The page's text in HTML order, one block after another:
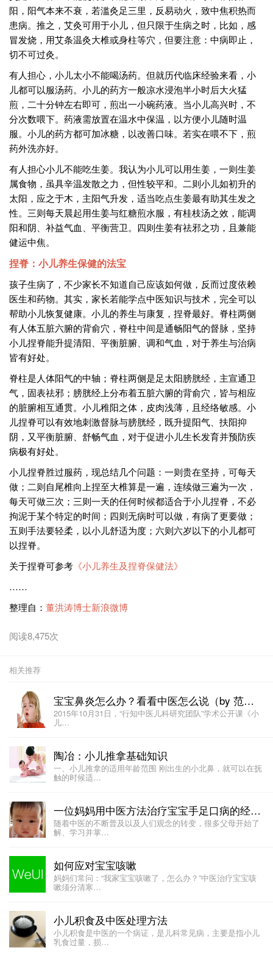
阳，阳气本来不衰，若滥灸足三里，反易动火，致中焦积热而
患病。推之，艾灸可用于小儿，但只限于生病之时，比如，感
冒发烧，用艾条温灸大椎或身柱等穴，但要注意：中病即止，
切不可过灸。
有人担心，小儿太小不能喝汤药。但就历代临床经验来看，小
儿都可以服汤药。小儿的药方一般凉水浸泡半小时后大火猛
煎，二十分钟左右即可，煎出一小碗药液。当小儿高兴时，不
分次数喂下。药液需放置在温水中保温，以方便小儿随时温
服。小儿的药方都可加冰糖，以改善口味。若实在喂不下，煎
药外洗亦好。
有人担心小儿不能吃生姜。我认为小儿可以用生姜，一则生姜
属食物，虽具辛温发散之力，但性较平和。二则小儿如初升的
太阳，应之于木，主阳气升发，适当吃点生姜最有助其生发之
性。三则每天晨起用生姜与红糖煎水服，有桂枝汤之效，能调
阳和阴、补益气血、平衡营卫。四则生姜有祛邪之功，且兼能
健运中焦。
捏脊：小儿养生保健的法宝
孩子生病了，不少家长不知道自己应该如何做，反而过度依赖
医生和药物。其实，家长若能学点中医知识与技术，完全可以
帮助小儿恢复健康。小儿的养生与康复，捏脊最好。脊柱两侧
有人体五脏六腑的背俞穴，脊柱中间是通畅阳气的督脉，坚持
小儿捏脊能升提清阳、平衡脏腑、调和气血，对于养生与治病
皆有好处。
脊柱是人体阳气的中轴；脊柱两侧是足太阳膀胱经，主宣通卫
气，固表祛邪；膀胱经上分布着五脏六腑的背俞穴，皆与相应
的脏腑相互通贯。小儿稚阳之体，皮肉浅薄，且经络敏感。小
儿捏脊可以有效地刺激督脉与膀胱经，既升提阳气、扶阳抑
阴，又平衡脏腑、舒畅气血，对于促进小儿生长发育并预防疾
病极有好处。
小儿捏脊胜过服药，现总结几个问题：一则贵在坚持，可每天
做；二则自尾椎向上捏至大椎算是一遍，连续做三遍为一次，
每天可做三次；三则一天的任何时候都适合于小儿捏脊，不必
拘泥于某个特定的时间；四则无病时可以做，有病了更要做；
五则手法要轻柔，以小儿舒适为度；六则六岁以下的小儿都可
以捏脊。
关于捏脊可参考 《小儿养生及捏脊保健法》
……
整理自： 董洪涛博士新浪微博
阅读8,475次
相关推荐
宝宝鼻炎怎么办？看看中医怎么说（by 范圣华）
2015年10月31日，“行知中医儿科研究团队”学术公开课《小
儿…
陶冶：小儿推拿基础知识
一、小儿推拿的适用年龄范围 刚出生的小北鼻，就可以在抚
触的时候适…
一位妈妈用中医方法治疗宝宝手足口病的经历 (by @我是金豆麻麻0_0 )
随着中医的不断普及以及人们观念的转变，很多父母开始了
解、学习并掌…
如何应对宝宝咳嗽
妈妈们常问：“我家宝宝咳嗽了，怎么办？”中医治疗宝宝咳
嗽须分清寒…
小儿积食及中医处理方法
小儿积食是中医的一个病证，是儿科常见病，主要是指小儿
乳食过量，损…